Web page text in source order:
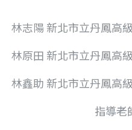
林志陽 新北市立丹鳳高
林原田 新北市立丹鳳高
林鑫助 新北市立丹鳳高
指導老